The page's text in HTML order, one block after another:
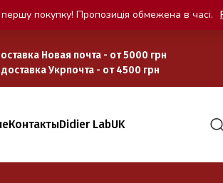
Новая почта - от 5000 грн
Укрпочта - от 4500 грн
КонтактыDidier LabUK
покупку! Пропозиція обмежена в часі.